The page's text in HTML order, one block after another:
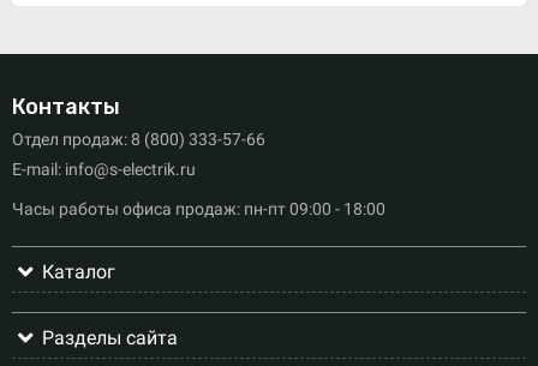
Контакты
Отдел продаж: 8 (800) 333-57-66
E-mail: info@s-electrik.ru
Часы работы офиса продаж: пн-пт 09:00 - 18:00
Каталог
Разделы сайта